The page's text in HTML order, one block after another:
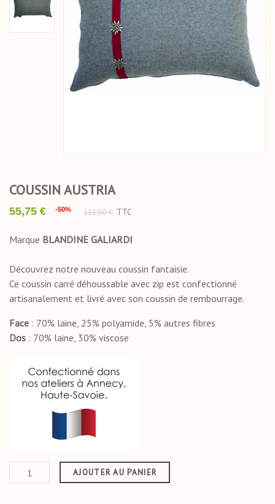
COUSSIN AUSTRIA
55,75 € -50% 111,50 € TTC
Marque BLANDINE GALIARDI
Découvrez notre nouveau coussin fantaisie.
Ce coussin carré déhoussable avec zip est confectionné
artisanalement et livré avec son coussin de rembourrage.
Face : 70% laine, 25% polyamide, 5% autres fibres
Dos : 70% laine, 30% viscose
AJOUTER AU PANIER